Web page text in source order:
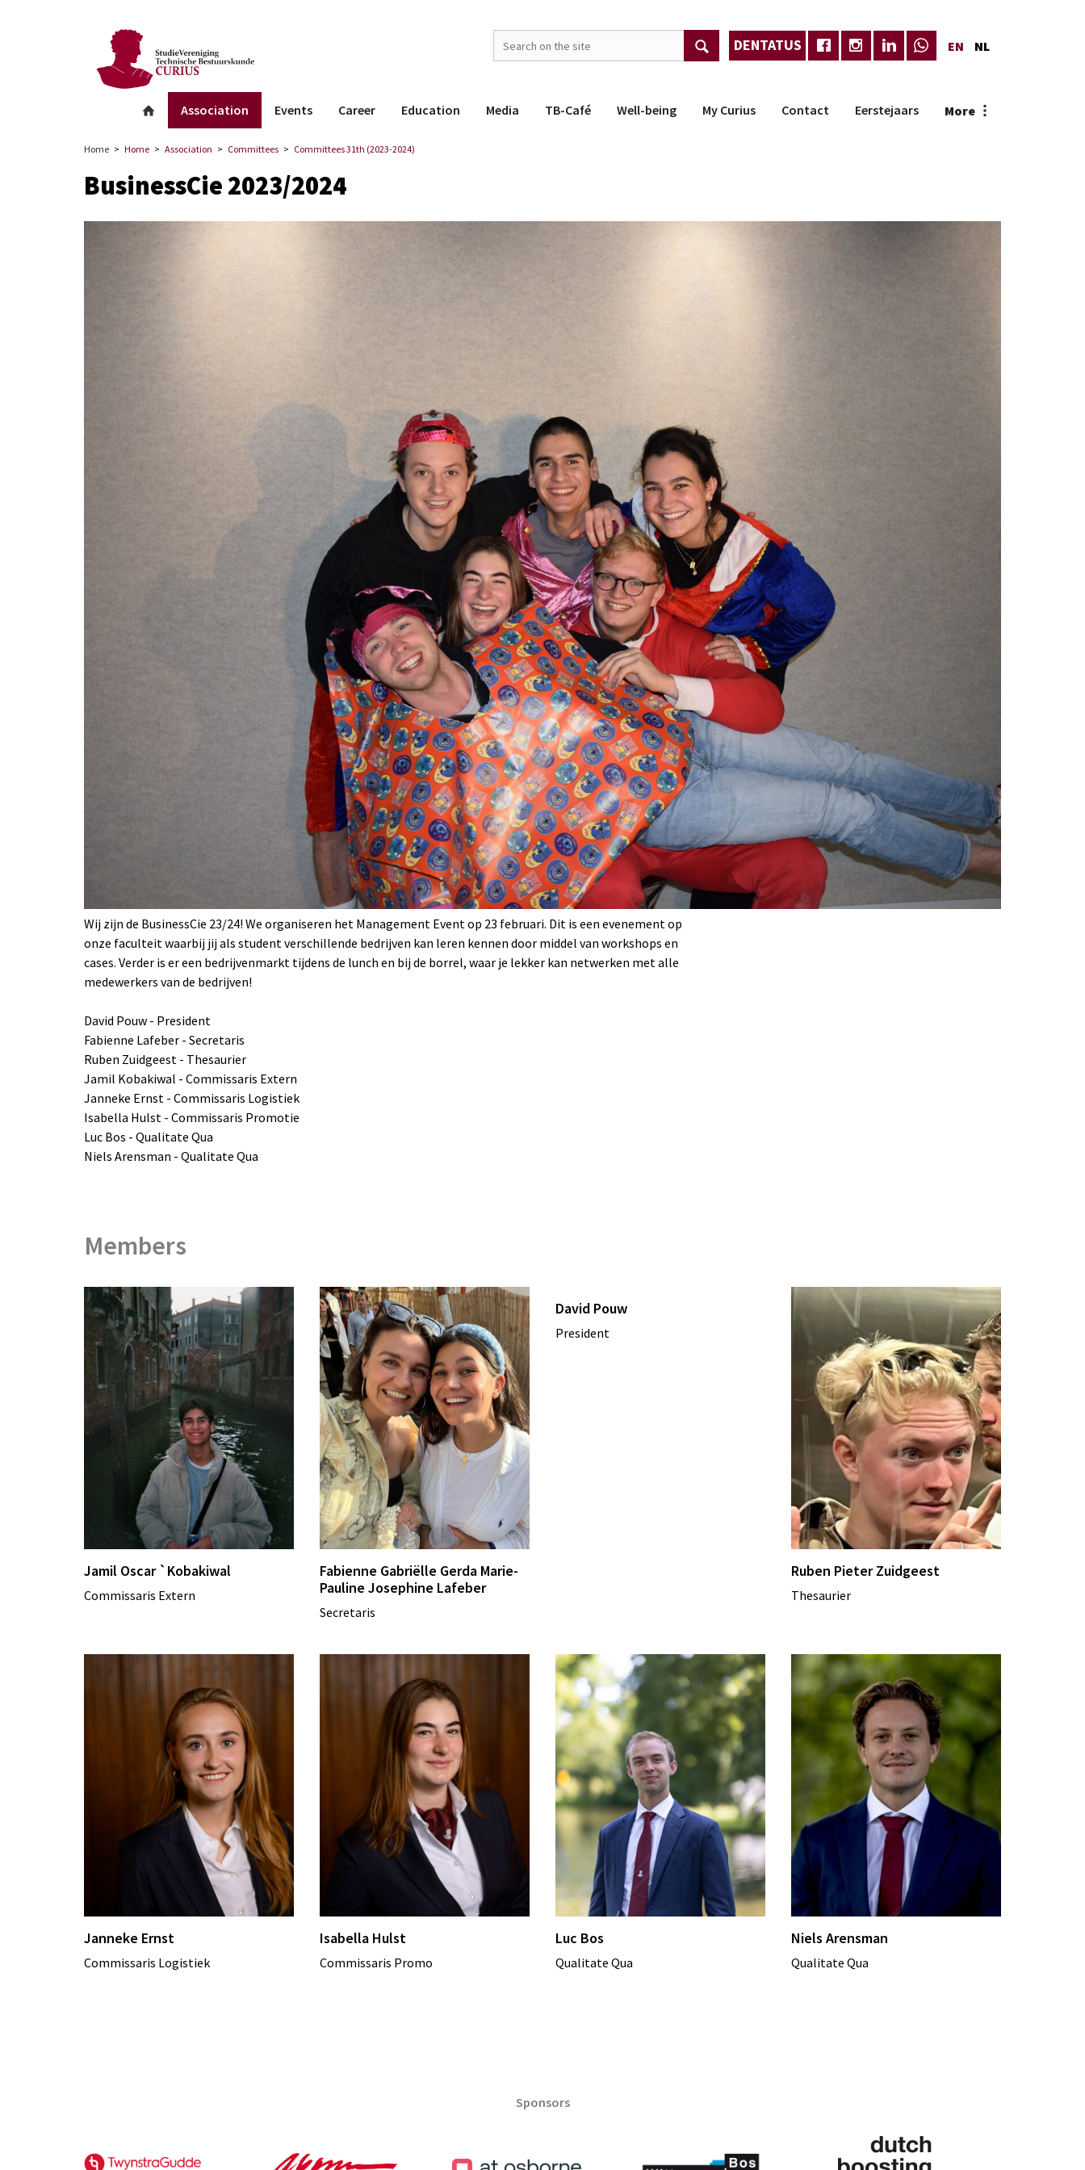
Association Events Career Education Media TB-Café Well-being My Curius Contact Eerstejaars More
DENTATUS
whatsapp
EN NL
Home Home Association Committees Committees 31th (2023-2024)
BusinessCie 2023/2024
Wij zijn de BusinessCie 23/24! We organiseren het Management Event op 23 februari. Dit is een evenement op
onze faculteit waarbij jij als student verschillende bedrijven kan leren kennen door middel van workshops en
cases. Verder is er een bedrijvenmarkt tijdens de lunch en bij de borrel, waar je lekker kan netwerken met alle
medewerkers van de bedrijven!
David Pouw - President
Fabienne Lafeber - Secretaris
Ruben Zuidgeest - Thesaurier
Jamil Kobakiwal - Commissaris Extern
Janneke Ernst - Commissaris Logistiek
Isabella Hulst - Commissaris Promotie
Luc Bos - Qualitate Qua
Niels Arensman - Qualitate Qua
Members
Jamil Oscar `Kobakiwal
Commissaris Extern
Fabienne Gabriëlle Gerda Marie-
Pauline Josephine Lafeber
Secretaris
David Pouw
President
Ruben Pieter Zuidgeest
Thesaurier
Janneke Ernst
Commissaris Logistiek
Isabella Hulst
Commissaris Promo
Luc Bos
Qualitate Qua
Niels Arensman
Qualitate Qua
Sponsors